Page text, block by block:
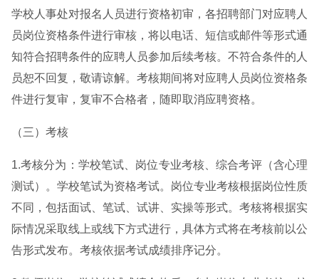
学校人事处对报名人员进行资格初审，各招聘部门对应聘人
员岗位资格条件进行审核，将以电话、短信或邮件等形式通
知符合招聘条件的应聘人员参加后续考核。不符合条件的人
员恕不回复，敬请谅解。考核期间将对应聘人员岗位资格条
件进行复审，复审不合格者，随即取消应聘资格。
（三）考核
1.考核分为：学校笔试、岗位专业考核、综合考评（含心理
测试）。学校笔试为资格考试。岗位专业考核根据岗位性质
不同，包括面试、笔试、试讲、实操等形式。考核将根据实
际情况采取线上或线下方式进行，具体方式将在考核前以公
告形式发布。考核依据考试成绩排序记分。